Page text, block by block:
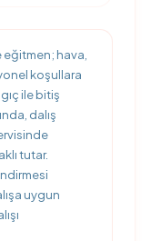
eğitmen; hava,
koşullara
ile bitiş
dalış
tutar.
uygun